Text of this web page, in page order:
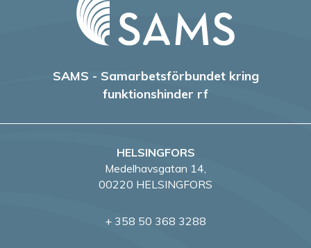
SAMS - Samarbetsförbundet kring
funktionshinder rf
HELSINGFORS
Medelhavsgatan 14,
00220 HELSINGFORS
+ 358 50 368 3288